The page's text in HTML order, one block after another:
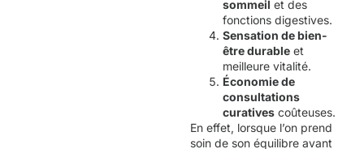
sommeil et des
fonctions digestives.
Sensation de bien-
être durable et
meilleure vitalité.
Économie de
consultations
curatives coûteuses.
En effet, lorsque l’on prend
soin de son équilibre avant